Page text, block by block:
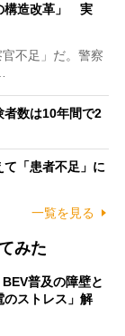
構造改革」 実
不足」だ。警察
者数は10年間で2
て「患者不足」に
一覧を見る
みた
普及の障壁と
のストレス」解